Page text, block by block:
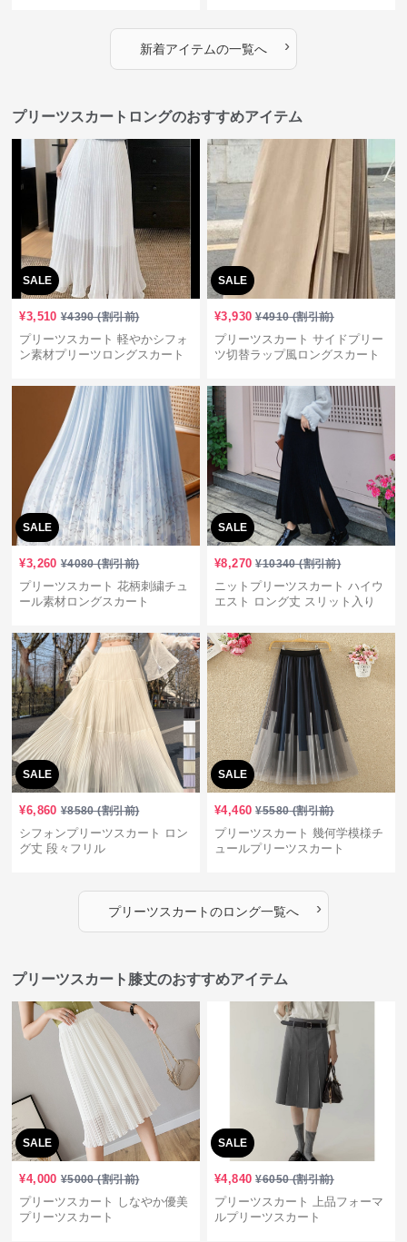
新着アイテムの一覧へ ›
プリーツスカートロングのおすすめアイテム
SALE
¥3,510 ¥4390(割引前)
プリーツスカート 軽やかシフォ
ン素材プリーツロングスカート
SALE
¥3,930 ¥4910(割引前)
プリーツスカート サイドプリー
ツ切替ラップ風ロングスカート
SALE
¥3,260 ¥4080(割引前)
プリーツスカート 花柄刺繍チュ
ール素材ロングスカート
SALE
¥8,270 ¥10340(割引前)
ニットプリーツスカート ハイウ
エスト ロング丈 スリット入り
SALE
¥6,860 ¥8580(割引前)
シフォンプリーツスカート ロン
グ丈 段々フリル
SALE
¥4,460 ¥5580(割引前)
プリーツスカート 幾何学模様チ
ュールプリーツスカート
プリーツスカートのロング一覧へ ›
プリーツスカート膝丈のおすすめアイテム
SALE
¥4,000 ¥5000(割引前)
プリーツスカート しなやか優美
プリーツスカート
SALE
¥4,840 ¥6050(割引前)
プリーツスカート 上品フォーマ
ルプリーツスカート